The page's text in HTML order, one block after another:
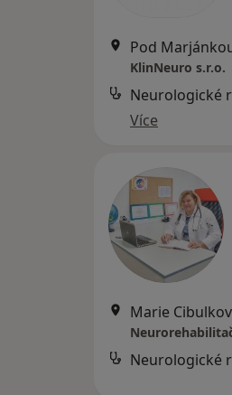
Pod
KlinNeuro s.r.o.
Neurologické
Více
Marie
Neurologické